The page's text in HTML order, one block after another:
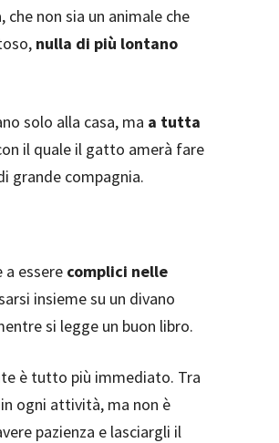
non sia un animale che
nulla di più lontano
solo alla casa, ma a tutta
il quale il gatto amerà fare
grande compagnia.
essere complici nelle
insieme su un divano
si legge un buon libro.
è tutto più immediato. Tra
ogni attività, ma non è
pazienza e lasciargli il